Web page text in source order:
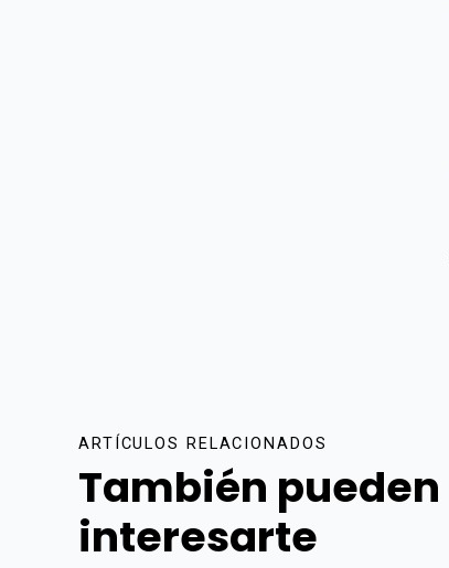
ARTÍCULOS RELACIONADOS
También pueden
interesarte